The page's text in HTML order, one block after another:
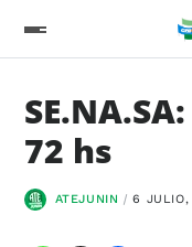
72 hs
ATEJUNIN 6 JULIO,